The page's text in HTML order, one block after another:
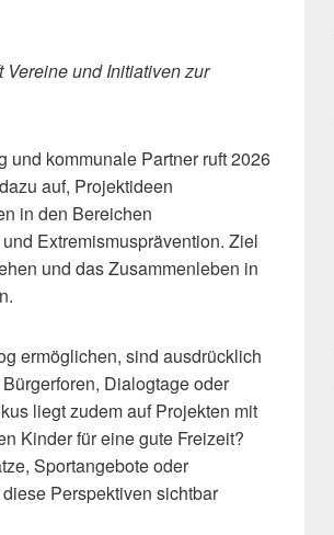
und Initiativen zur
und kommunale Partner ruft 2026
auf, Projektideen
in den Bereichen
Extremismusprävention. Ziel
und das Zusammenleben in
ermöglichen, sind ausdrücklich
Dialogtage oder
liegt zudem auf Projekten mit
Kinder für eine gute Freizeit?
Sportangebote oder
Perspektiven sichtbar